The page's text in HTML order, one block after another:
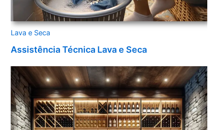
Lava e Seca
Assistência Técnica Lava e Seca